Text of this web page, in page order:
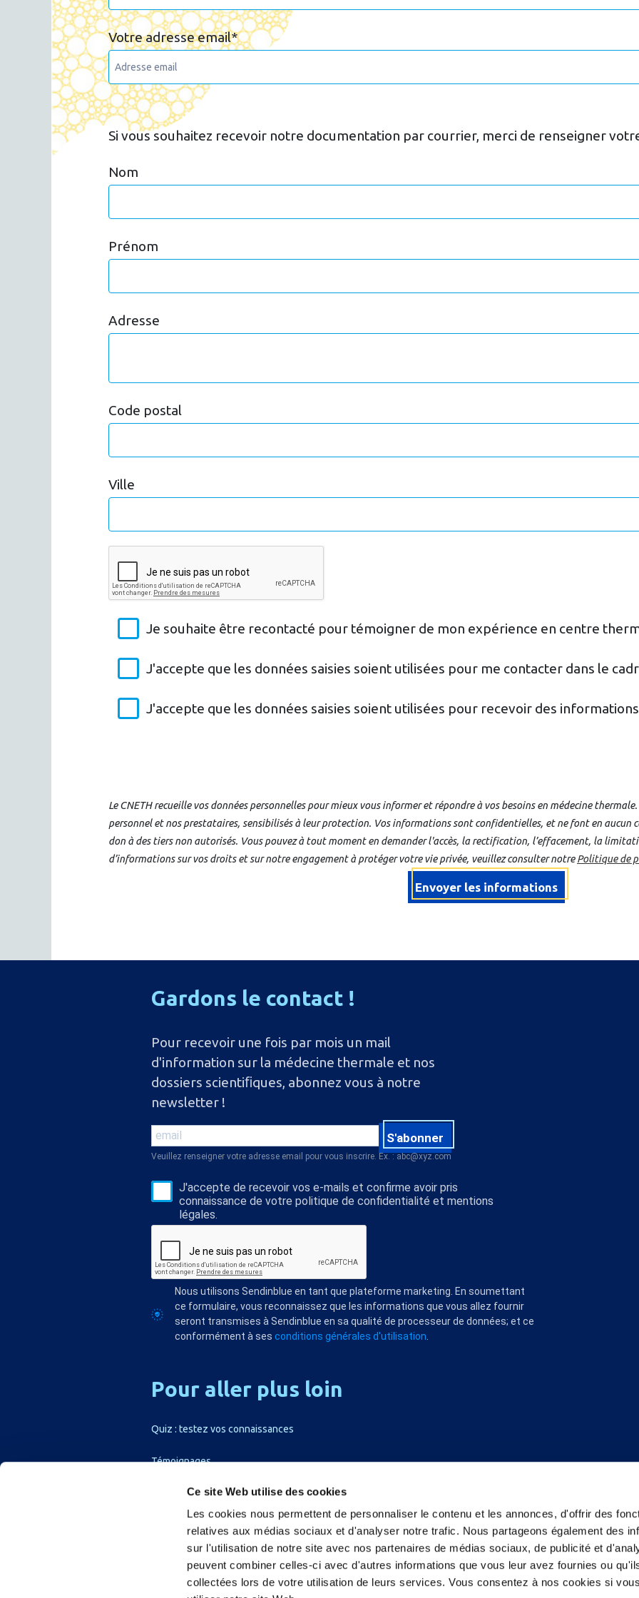
Ce site Web utilise des cookies
Les cookies nous permettent de personnaliser le contenu et les annonces, d'offrir des
relatives aux médias sociaux et d'analyser notre trafic. Nous partageons également des
sur l'utilisation de notre site avec nos partenaires de médias sociaux, de publicité et
peuvent combiner celles-ci avec d'autres informations que vous leur avez fournies ou
collectées lors de votre utilisation de leurs services. Vous consentez à nos cookies si
Votre adresse email*
Si vous souhaitez recevoir notre documentation par courrier, merci de renseigner
Nom
Prénom
Adresse
Code postal
Ville
Je souhaite être recontacté pour témoigner de mon expérience en centre
J'accepte que les données saisies soient utilisées pour me contacter dans le
J'accepte que les données saisies soient utilisées pour recevoir des
Le CNETH recueille vos données personnelles pour mieux vous informer et répondre à vos besoins en médecine
personnel et nos prestataires, sensibilisés à leur protection. Vos informations sont confidentielles, et ne font en aucun
don à des tiers non autorisés. Vous pouvez à tout moment en demander l'accès, la rectification, l’effacement, la
d’informations sur vos droits et sur notre engagement à protéger votre vie privée, veuillez consulter notrePolitique de
Envoyer les informations
Gardons le contact !
Pour recevoir une fois par mois un mail
d'information sur la médecine thermale et nos
dossiers scientiﬁques, abonnez vous à notre
newsletter !
S'abonner
Veuillez renseigner votre adresse email pour vous inscrire. Ex. : abc@xyz.com
J'accepte de recevoir vos e-mails et confirme avoir pris
connaissance de votre politique de confidentialité et mentions
légales.
Nous utilisons Sendinblue en tant que plateforme marketing. En soumettant
ce formulaire, vous reconnaissez que les informations que vous allez fournir
seront transmises à Sendinblue en sa qualité de processeur de données; et ce
conformément à sesconditions générales d'utilisation
Pour aller plus loin
Quiz : testez vos connaissances
Témoignages